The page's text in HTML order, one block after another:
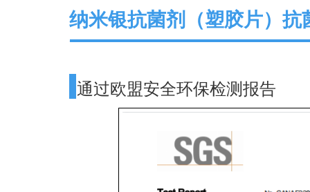
纳米银抗菌剂（塑胶片）
通过欧盟安全环保检测报告